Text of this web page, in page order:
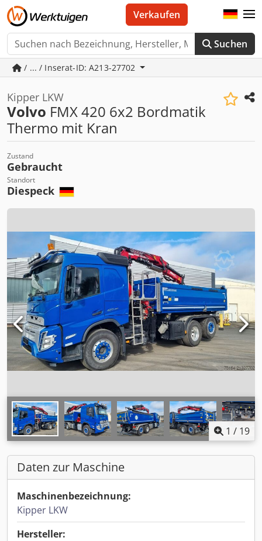
Suchen
Verkaufen
/ ... / Inserat-ID: A213-27702
Kipper LKW
Volvo FMX 420 6x2 Bordmatik
Thermo mit Kran
Zustand
Gebraucht
Standort
Diespeck
1 / 19
Daten zur Maschine
Maschinenbezeichnung:
Kipper LKW
Hersteller: